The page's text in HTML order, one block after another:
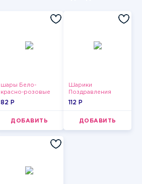
шары Бело-
красно-розовые
пастельные
82 P
ДОБАВИТЬ
Шарики
Поздравления
112 P
ДОБАВИТЬ